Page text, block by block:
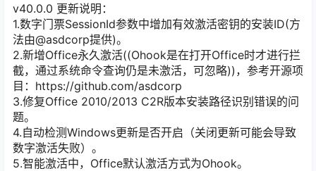
v40.0.0 更新说明：
1.数字门票SessionId参数中增加有效激活密钥的安装ID(方
法由@asdcorp提供)。
2.新增Office永久激活((Ohook是在打开Office时才进行拦
截，通过系统命令查询仍是未激活，可忽略))，参考开源项
目：https://github.com/asdcorp
3.修复Office 2010/2013 C2R版本安装路径识别错误的问
题。
4.自动检测Windows更新是否开启（关闭更新可能会导致
数字激活失败）。
5.智能激活中，Office默认激活方式为Ohook。